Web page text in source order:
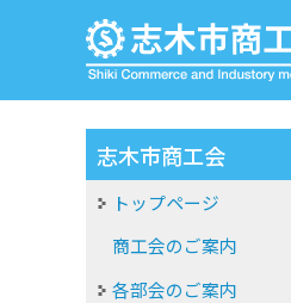
志木市商工会
トップページ
商工会のご案内
各部会のご案内